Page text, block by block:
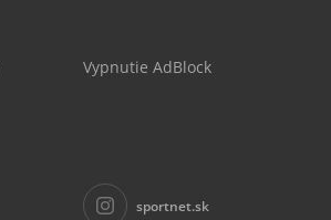
Vypnutie AdBlock
sportnet.sk